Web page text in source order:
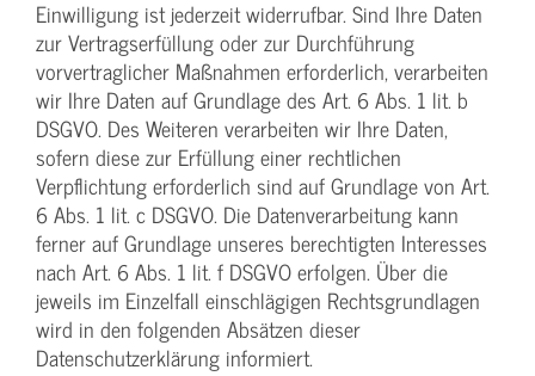
Einwilligung ist jederzeit widerrufbar. Sind Ihre Daten
zur Vertragserfüllung oder zur Durchführung
vorvertraglicher Maßnahmen erforderlich, verarbeiten
wir Ihre Daten auf Grundlage des Art. 6 Abs. 1 lit. b
DSGVO. Des Weiteren verarbeiten wir Ihre Daten,
sofern diese zur Erfüllung einer rechtlichen
Verpflichtung erforderlich sind auf Grundlage von Art.
6 Abs. 1 lit. c DSGVO. Die Datenverarbeitung kann
ferner auf Grundlage unseres berechtigten Interesses
nach Art. 6 Abs. 1 lit. f DSGVO erfolgen. Über die
jeweils im Einzelfall einschlägigen Rechtsgrundlagen
wird in den folgenden Absätzen dieser
Datenschutzerklärung informiert.